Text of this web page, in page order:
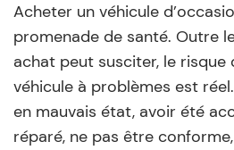
Acheter un véhicule
promenade de santé. Outre
achat peut susciter, le
véhicule à problèmes est
en mauvais état, avoir été
réparé, ne pas être